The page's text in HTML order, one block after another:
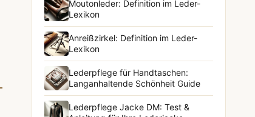
Moutonleder: Definition im Leder-
Lexikon
Anreißzirkel: Definition im Leder-
Lexikon
Lederpflege für Handtaschen:
Langanhaltende Schönheit Guide
Lederpflege Jacke DM: Test &